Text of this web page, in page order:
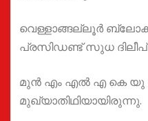
വെള്ളാങ്ങല്ലൂർ
പ്രസിഡണ്ട് സുധ
മുൻ എം എൽ എ കെ
മുഖ്യാതിഥിയായിരുന്നു.